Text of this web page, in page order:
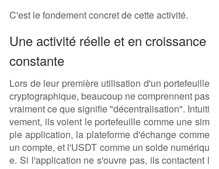
C'est le fondement concret de cette activité.
Une activité réelle et en croissance
constante
Lors de leur première utilisation d'un portefeuille
cryptographique, beaucoup ne comprennent pas
vraiment ce que signifie "décentralisation". Intuiti
vement, ils voient le portefeuille comme une sim
ple application, la plateforme d'échange comme
un compte, et l'USDT comme un solde numériqu
e. Si l'application ne s'ouvre pas, ils contactent l